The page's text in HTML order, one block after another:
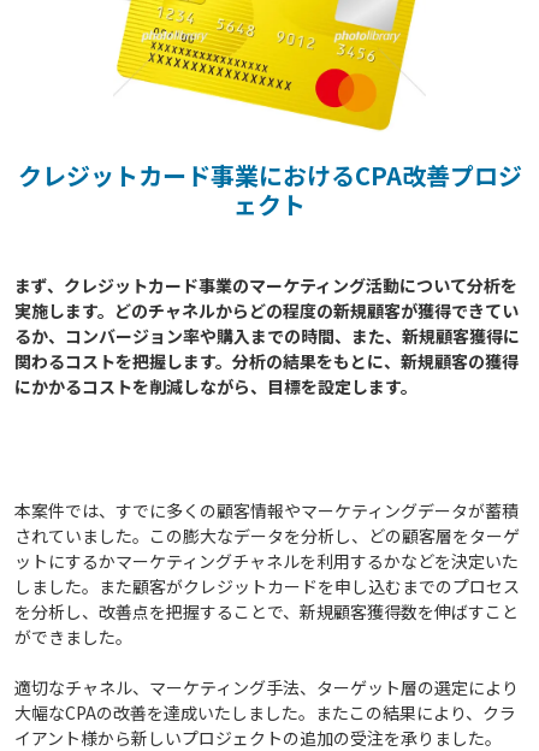
クレジットカード事業におけるCPA改善プロジ
ェクト
まず、クレジットカード事業のマーケティング活動について分析を
実施します。どのチャネルからどの程度の新規顧客が獲得できてい
るか、コンバージョン率や購入までの時間、また、新規顧客獲得に
関わるコストを把握します。分析の結果をもとに、新規顧客の獲得
にかかるコストを削減しながら、目標を設定します。
本案件では、すでに多くの顧客情報やマーケティングデータが蓄積
されていました。この膨大なデータを分析し、どの顧客層をターゲ
ットにするかマーケティングチャネルを利用するかなどを決定いた
しました。また顧客がクレジットカードを申し込むまでのプロセス
を分析し、改善点を把握することで、新規顧客獲得数を伸ばすこと
ができました。
適切なチャネル、マーケティング手法、ターゲット層の選定により
大幅なCPAの改善を達成いたしました。またこの結果により、クラ
イアント様から新しいプロジェクトの追加の受注を承りました。